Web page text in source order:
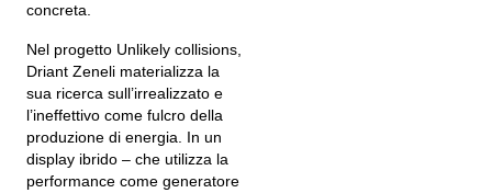
concreta.
Nel progetto Unlikely collisions,
Driant Zeneli materializza la
sua ricerca sull’irrealizzato e
l’ineffettivo come fulcro della
produzione di energia. In un
display ibrido – che utilizza la
performance come generatore